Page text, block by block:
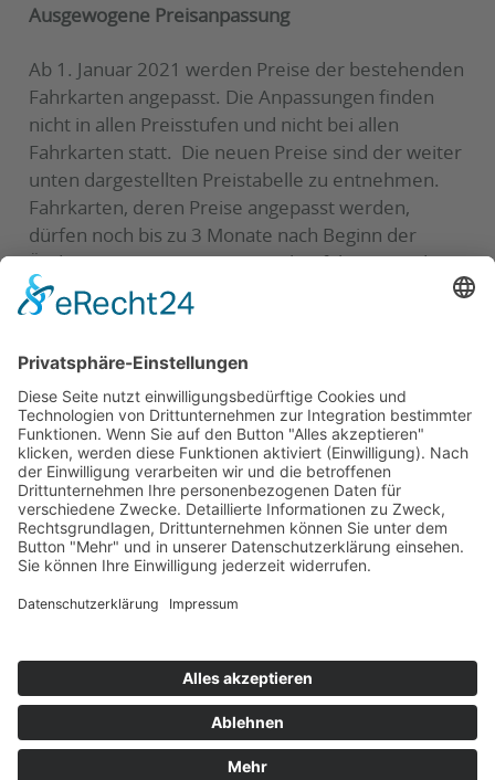
Ausgewogene Preisanpassung
Ab 1. Januar 2021 werden Preise der bestehenden
Fahrkarten angepasst. Die Anpassungen finden
nicht in allen Preisstufen und nicht bei allen
Fahrkarten statt. Die neuen Preise sind der weiter
unten dargestellten Preistabelle zu entnehmen.
Fahrkarten, deren Preise angepasst werden,
dürfen noch bis zu 3 Monate nach Beginn der
Änderungen (31. März 2021) abgefahren werden.
Der Magdeburger Regionalverkehrsverbund –
Zurück